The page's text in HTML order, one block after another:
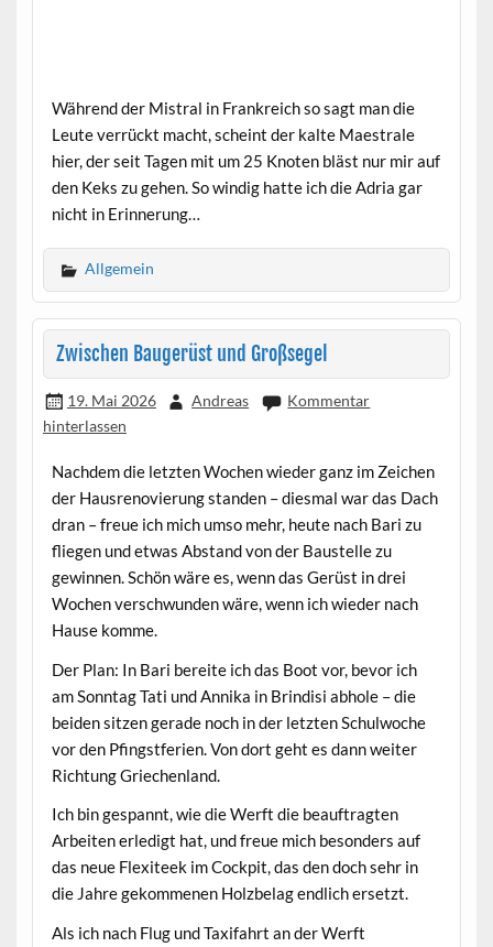
Während der Mistral in Frankreich so sagt man die
Leute verrückt macht, scheint der kalte Maestrale
hier, der seit Tagen mit um 25 Knoten bläst nur mir auf
den Keks zu gehen. So windig hatte ich die Adria gar
nicht in Erinnerung…
Allgemein
Zwischen Baugerüst und Großsegel
19. Mai 2026 Andreas
Kommentar
hinterlassen
Nachdem die letzten Wochen wieder ganz im Zeichen
der Hausrenovierung standen – diesmal war das Dach
dran – freue ich mich umso mehr, heute nach Bari zu
fliegen und etwas Abstand von der Baustelle zu
gewinnen. Schön wäre es, wenn das Gerüst in drei
Wochen verschwunden wäre, wenn ich wieder nach
Hause komme.
Der Plan: In Bari bereite ich das Boot vor, bevor ich
am Sonntag Tati und Annika in Brindisi abhole – die
beiden sitzen gerade noch in der letzten Schulwoche
vor den Pfingstferien. Von dort geht es dann weiter
Richtung Griechenland.
Ich bin gespannt, wie die Werft die beauftragten
Arbeiten erledigt hat, und freue mich besonders auf
das neue Flexiteek im Cockpit, das den doch sehr in
die Jahre gekommenen Holzbelag endlich ersetzt.
Als ich nach Flug und Taxifahrt an der Werft